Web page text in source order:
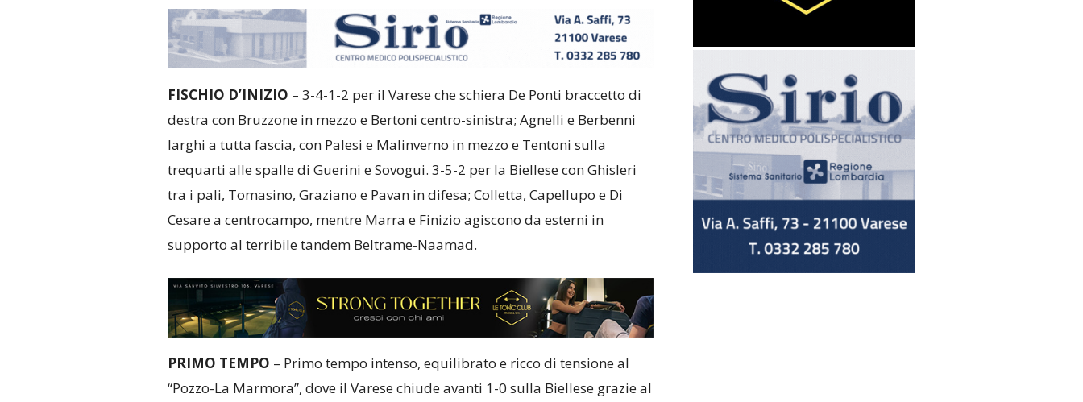
FISCHIO D’INIZIO – 3-4-1-2 per il Varese che schiera De Ponti braccetto di
destra con Bruzzone in mezzo e Bertoni centro-sinistra; Agnelli e Berbenni
larghi a tutta fascia, con Palesi e Malinverno in mezzo e Tentoni sulla
trequarti alle spalle di Guerini e Sovogui. 3-5-2 per la Biellese con Ghisleri
tra i pali, Tomasino, Graziano e Pavan in difesa; Colletta, Capellupo e Di
Cesare a centrocampo, mentre Marra e Finizio agiscono da esterni in
supporto al terribile tandem Beltrame-Naamad.
PRIMO TEMPO – Primo tempo intenso, equilibrato e ricco di tensione al
“Pozzo-La Marmora”, dove il Varese chiude avanti 1-0 sulla Biellese grazie al